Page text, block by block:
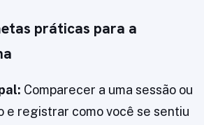
práticas para a
Comparecer a uma sessão ou
e registrar como você se sentiu